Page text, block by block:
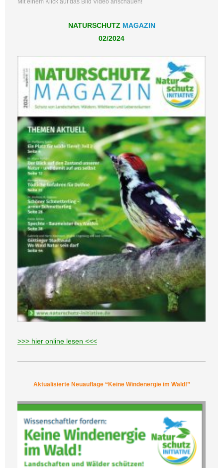
Mit einem Klick auf das Bild Video anschauen!
NATURSCHUTZ MAGAZIN
02/2024
>>> hier online lesen <<<
Aktualisierte Neuauflage “Keine Windenergie im Wald!”